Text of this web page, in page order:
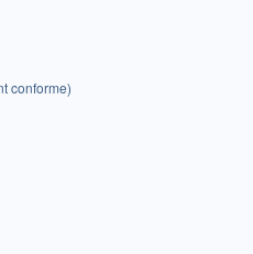
conforme)